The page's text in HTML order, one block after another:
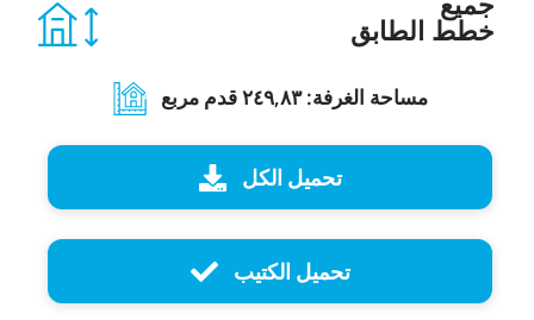
خطط الطابق
مساحة الغرفة: ۲٤۹,۸۳ قدم مربع
تحميل الكل
تحميل الكتيب